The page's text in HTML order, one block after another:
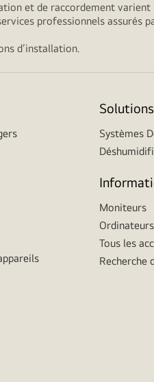
et de raccordement
professionnels assurés
d’installation.
Systèmes
Moniteurs
Tous les
Recherche